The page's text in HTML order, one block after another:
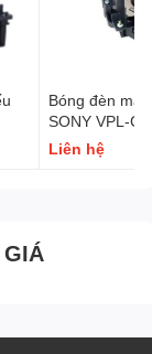
Bóng đèn
SONY VPL-
Liên hệ
GIÁ